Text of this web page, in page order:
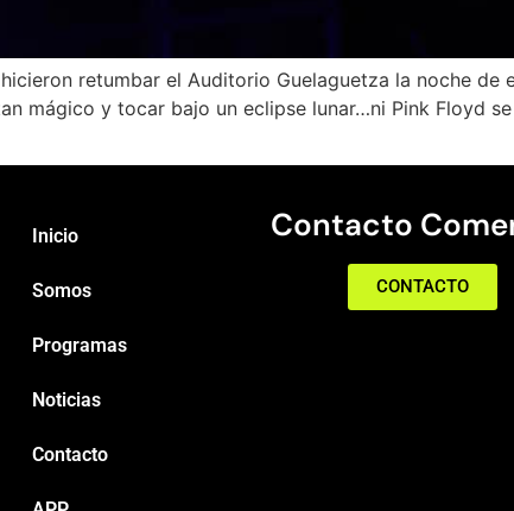
hicieron retumbar el Auditorio Guelaguetza la noche
mágico y tocar bajo un eclipse lunar…ni Pink Floyd
Inicio
Somos
Programas
Noticias
Contacto
Contacto
CONTACTO